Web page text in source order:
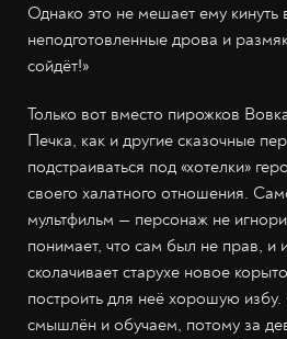
Однако это не мешает ему кинуть
неподготовленные дрова и
сойдёт!»
Только вот вместо пирожков
Печка, как и другие сказочные
подстраиваться под «хотелки»
своего халатного отношения.
мультфильм — персонаж не
понимает, что сам был не прав, и
сколачивает старухе новое
построить для неё хорошую
смышлён и обучаем, потому за